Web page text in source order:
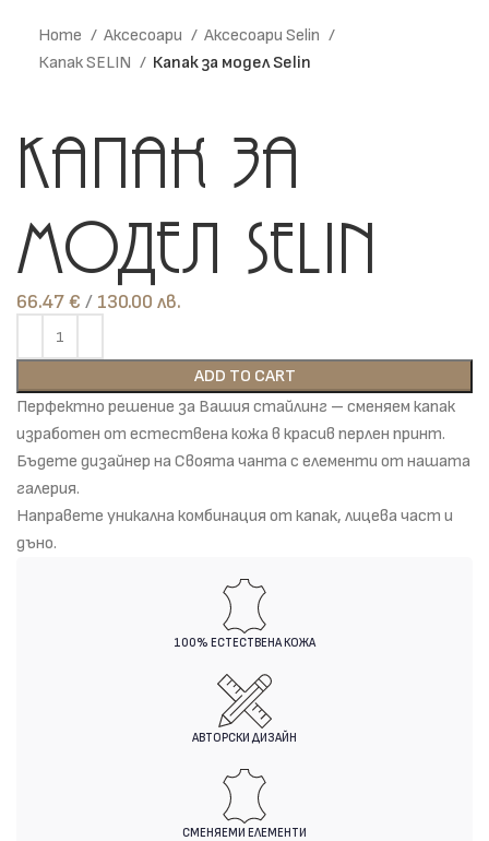
Home Аксесоари
Аксесоари Selin
Капак SELIN
Капак за модел Selin
Капак за
модел Selin
66.47€ лв.
ADD TO CART
Перфектно решение за Вашия стайлинг – сменяем капак
изработен от естествена кожа в красив перлен принт.
Бъдете дизайнер на Своята чанта с елементи от нашата
галерия.
Направете уникална комбинация от капак, лицева част и
дъно.
100% ЕСТЕСТВЕНА КОЖА
АВТОРСКИ ДИЗАЙН
СМЕНЯЕМИ ЕЛЕМЕНТИ